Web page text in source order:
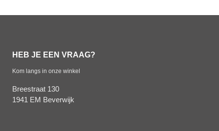
HEB JE EEN VRAAG?
Kom langs in onze winkel
Breestraat 130
1941 EM Beverwijk